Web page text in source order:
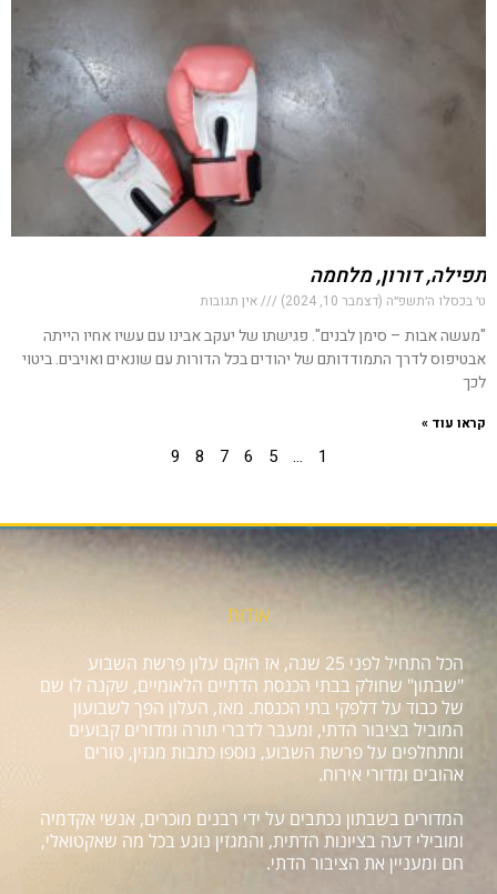
תפילה, דורון, מלחמה
ט׳ בכסלו ה׳תשפ״ה (דצמבר 10, 2024) אין תגובות
"מעשה אבות – סימן לבנים". פגישתו של יעקב אבינו עם עשיו אחיו הייתה
אבטיפוס לדרך התמודדותם של יהודים בכל הדורות עם שונאים ואויבים. ביטוי
לכך
קראו עוד »
1
…
5
6
7
8
9
אודות
הכל התחיל לפני 25 שנה, אז הוקם עלון פרשת השבוע
"שבתון" שחולק בבתי הכנסת הדתיים הלאומיים, שקנה לו שם
של כבוד על דלפקי בתי הכנסת. מאז, העלון הפך לשבועון
המוביל בציבור הדתי, ומעבר לדברי תורה ומדורים קבועים
ומתחלפים על פרשת השבוע, נוספו כתבות מגזין, טורים
אהובים ומדורי אירוח.
המדורים בשבתון נכתבים על ידי רבנים מוכרים, אנשי אקדמיה
ומובילי דעה בציונות הדתית, והמגזין נוגע בכל מה שאקטואלי,
חם ומעניין את הציבור הדתי.